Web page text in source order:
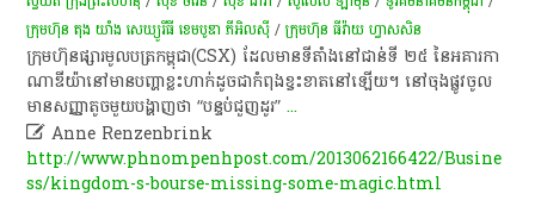
ក្រុមហ៊ុន តុង យាំង សេឃ្យូរីធី ខេមបូឌា ភីអិលស៊ី /ក្រុមហ៊ុន ធីវ៉ាយ ហ្វាសសិន
​ក្រុមហ៊ុន​ផ្សា​រមូល​ប​ត្រ​កម្ពុជា​(CSX)​ ដែល​មា​នទី​តាំងនៅ​ជាន់​ទី​ ២៥​ នៃ​អគារ​កា​
ណា​ឌី​យ៉ា​នៅ​មាន​បញ្ហា​ខ្លះ​ហាក់ដូចជា​កំពុង​ខ្វះខាត​នៅឡើយ​។​ ​ នៅ​ចុង​ផ្លូវ​ចូល​
មាន​សញ្ញា​តូច​មួយ​បង្ហាញ​ថា​ “​បន្ទប់​ជួញដូរ​”...
 Anne Renzenbrink
http://www.phnompenhpost.com/2013062166422/Busine
ss/kingdom-s-bourse-missing-some-magic.html